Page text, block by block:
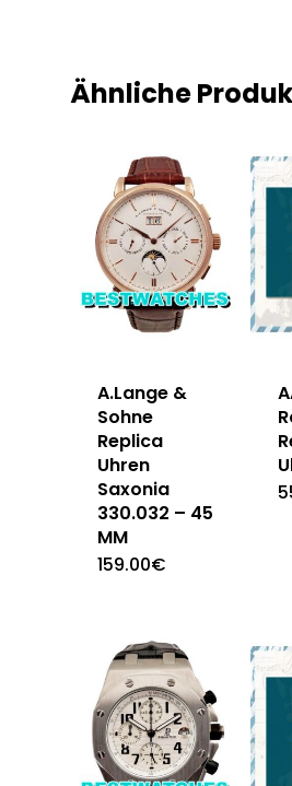
Ähnliche
A.Lange &
Sohne
Replica
Uhren
Saxonia
330.032 – 45
MM
159.00€